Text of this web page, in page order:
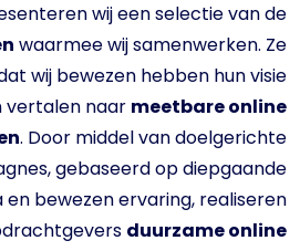
wij een selectie van de
waarmee wij samenwerken. Ze
wij bewezen hebben hun visie
vertalen naar meetbare online
. Door middel van doelgerichte
gebaseerd op diepgaande
en bewezen ervaring, realiseren
duurzame online